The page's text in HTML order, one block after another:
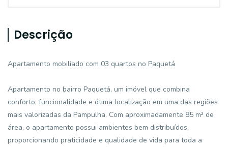
Descrição
Apartamento mobiliado com 03 quartos no Paquetá
Apartamento no bairro Paquetá, um imóvel que combina
conforto, funcionalidade e ótima localização em uma das regiões
mais valorizadas da Pampulha. Com aproximadamente 85 m² de
área, o apartamento possui ambientes bem distribuídos,
proporcionando praticidade e qualidade de vida para toda a